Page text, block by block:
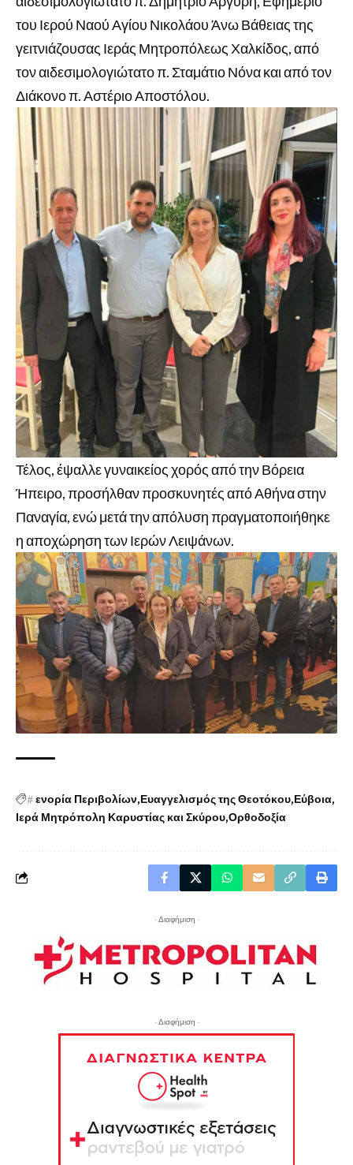
του Ιερού Ναού Αγίου Νικολάου Άνω Βάθειας της
γειτνιάζουσας Ιεράς Μητροπόλεως Χαλκίδος, από
τον αιδεσιμολογιώτατο π. Σταμάτιο Νόνα και από τον
Διάκονο π. Αστέριο Αποστόλου.
Τέλος, έψαλλε γυναικείος χορός από την Βόρεια
Ήπειρο, προσήλθαν προσκυνητές από Αθήνα στην
Παναγία, ενώ μετά την απόλυση πραγματοποιήθηκε
η αποχώρηση των Ιερών Λειψάνων.
#ενορία Περιβολίων Ευαγγελισμός της Θεοτόκου Εύβοια
Ιερά Μητρόπολη Καρυστίας και Σκύρου Ορθοδοξία
- Διαφήμιση -
- Διαφήμιση -